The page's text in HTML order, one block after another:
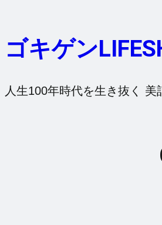
を
キ
ゴキゲン
人生100年時代を生き抜く